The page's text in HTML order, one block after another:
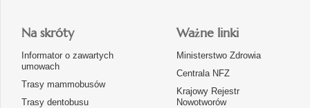
Na skróty
Informator o zawartych
umowach
Trasy mammobusów
Trasy dentobusu
Ważne linki
Ministerstwo Zdrowia
Centrala NFZ
Krajowy Rejestr
Nowotworów